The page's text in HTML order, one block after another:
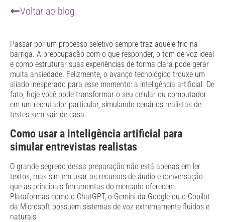
Voltar ao blog
Passar por um processo seletivo sempre traz aquele frio na
barriga. A preocupação com o que responder, o tom de voz ideal
e como estruturar suas experiências de forma clara pode gerar
muita ansiedade. Felizmente, o avanço tecnológico trouxe um
aliado inesperado para esse momento: a inteligência artificial. De
fato, hoje você pode transformar o seu celular ou computador
em um recrutador particular, simulando cenários realistas de
testes sem sair de casa.
Como usar a inteligência artificial para
simular entrevistas realistas
O grande segredo dessa preparação não está apenas em ler
textos, mas sim em usar os recursos de áudio e conversação
que as principais ferramentas do mercado oferecem.
Plataformas como o ChatGPT, o Gemini da Google ou o Copilot
da Microsoft possuem sistemas de voz extremamente fluidos e
naturais.